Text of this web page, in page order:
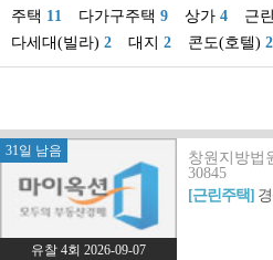
주택 11 다가구주택 9 상가 4 근
다세대(빌라) 2 대지 2 콘도(호텔) 2
31일 남음
유찰 4회 2026-09-07
창원지방법
30845
[근린주택]